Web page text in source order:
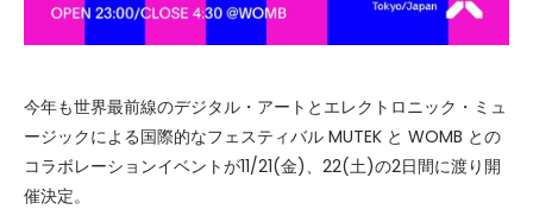
今年も世界最前線のデジタル・アートとエレクトロニック・ミュ
ージックによる国際的なフェスティバル MUTEK と WOMB との
コラボレーションイベントが11/21(金)、22(土)の2日間に渡り開
催決定。